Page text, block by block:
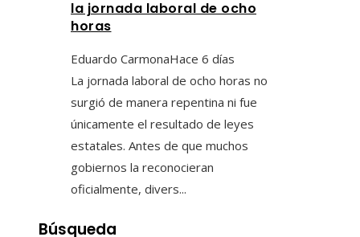
la jornada laboral de ocho
horas
Eduardo CarmonaHace 6 días
La jornada laboral de ocho horas no
surgió de manera repentina ni fue
únicamente el resultado de leyes
estatales. Antes de que muchos
gobiernos la reconocieran
oficialmente, divers...
Búsqueda